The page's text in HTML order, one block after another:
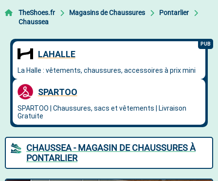
TheShoes.fr Magasins de Chaussures
Pontarlier
Chaussea
CHAUSSEA - MAGASIN DE CHAUSSURES À
PONTARLIER